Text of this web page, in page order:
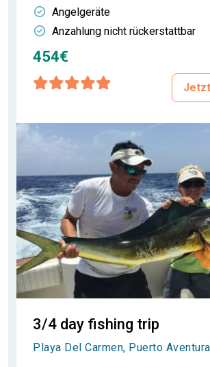
Angelgeräte
Anzahlung nicht rückerstattbar
454€
3/4 day fishing trip
Playa Del Carmen, Puerto